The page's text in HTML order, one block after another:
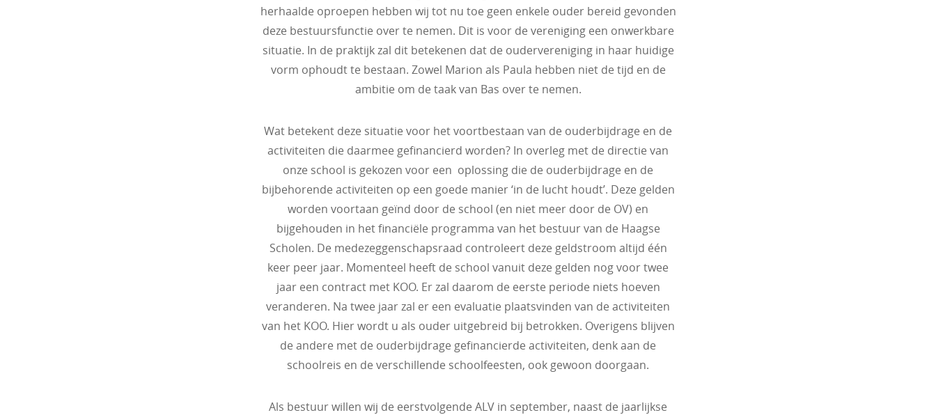
herhaalde oproepen hebben wij tot nu toe geen enkele ouder bereid gevonden
deze bestuursfunctie over te nemen. Dit is voor de vereniging een onwerkbare
situatie. In de praktijk zal dit betekenen dat de oudervereniging in haar huidige
vorm ophoudt te bestaan. Zowel Marion als Paula hebben niet de tijd en de
ambitie om de taak van Bas over te nemen.
Wat betekent deze situatie voor het voortbestaan van de ouderbijdrage en de
activiteiten die daarmee gefinancierd worden? In overleg met de directie van
onze school is gekozen voor een oplossing die de ouderbijdrage en de
bijbehorende activiteiten op een goede manier ‘in de lucht houdt’. Deze gelden
worden voortaan geïnd door de school (en niet meer door de OV) en
bijgehouden in het financiële programma van het bestuur van de Haagse
Scholen. De medezeggenschapsraad controleert deze geldstroom altijd één
keer peer jaar. Momenteel heeft de school vanuit deze gelden nog voor twee
jaar een contract met KOO. Er zal daarom de eerste periode niets hoeven
veranderen. Na twee jaar zal er een evaluatie plaatsvinden van de activiteiten
van het KOO. Hier wordt u als ouder uitgebreid bij betrokken. Overigens blijven
de andere met de ouderbijdrage gefinancierde activiteiten, denk aan de
schoolreis en de verschillende schoolfeesten, ook gewoon doorgaan.
Als bestuur willen wij de eerstvolgende ALV in september, naast de jaarlijkse